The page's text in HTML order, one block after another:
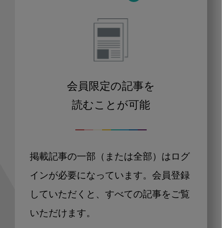
会員限定の記事を
読むことが可能
掲載記事の一部（または全部）はログ
インが必要になっています。会員登録
していただくと、すべての記事をご覧
いただけます。